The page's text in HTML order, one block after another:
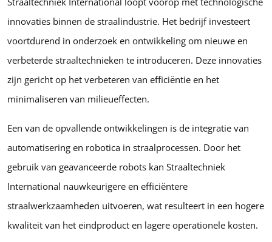
innovaties binnen de straalindustrie. Het bedrijf investeert
voortdurend in onderzoek en ontwikkeling om nieuwe en
verbeterde straaltechnieken te introduceren. Deze innovaties
zijn gericht op het verbeteren van efficiëntie en het
minimaliseren van milieueffecten.
Een van de opvallende ontwikkelingen is de integratie van
automatisering en robotica in straalprocessen. Door het
gebruik van geavanceerde robots kan Straaltechniek
International nauwkeurigere en efficiëntere
straalwerkzaamheden uitvoeren, wat resulteert in een hogere
kwaliteit van het eindproduct en lagere operationele kosten.